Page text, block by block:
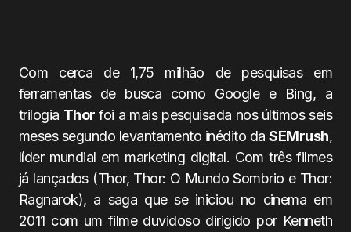
Com cerca de 1,75 milhão de pesquisas em
ferramentas de busca como Google e Bing, a
trilogia Thor foi a mais pesquisada nos últimos seis
meses segundo levantamento inédito daSEMrush,
líder mundial em marketing digital. Com três filmes
já lançados (Thor, Thor: O Mundo Sombrio e Thor:
Ragnarok), a saga que se iniciou no cinema em
2011 com um filme duvidoso dirigido por Kenneth